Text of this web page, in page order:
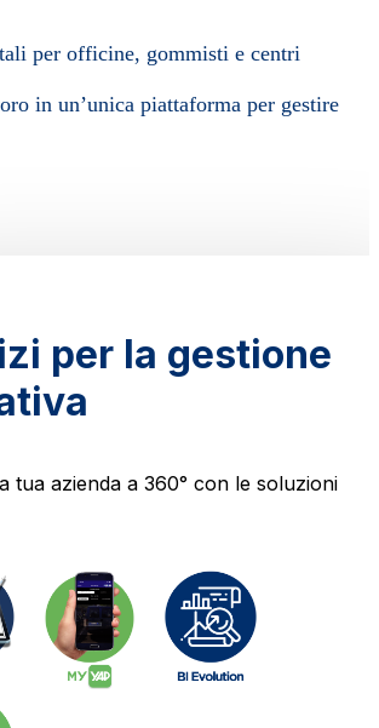
per officine, gommisti e centri
in un’unica piattaforma per gestire
per la gestione
tua azienda a 360° con le soluzioni